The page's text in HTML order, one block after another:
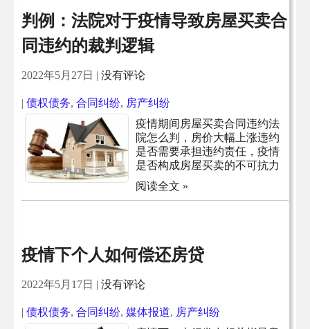
判例：法院对于疫情导致房屋买卖合
同违约的裁判逻辑
2022年5月27日 | 没有评论
| 债权债务, 合同纠纷, 房产纠纷
疫情期间房屋买卖合同违约法
院怎么判，房价大幅上涨违约
是否需要承担违约责任，疫情
是否构成房屋买卖的不可抗力
阅读全文 »
疫情下个人如何偿还房贷
2022年5月17日 | 没有评论
| 债权债务, 合同纠纷, 媒体报道, 房产纠纷